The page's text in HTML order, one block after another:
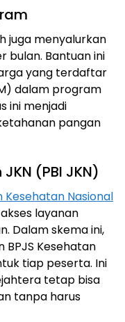
juga menyalurkan
bulan. Bantuan ini
yang terdaftar
dalam program
ini menjadi
pangan
(PBI JKN)
Kesehatan Nasional
layanan
Dalam skema ini,
Kesehatan
tiap peserta. Ini
tetap bisa
tanpa harus